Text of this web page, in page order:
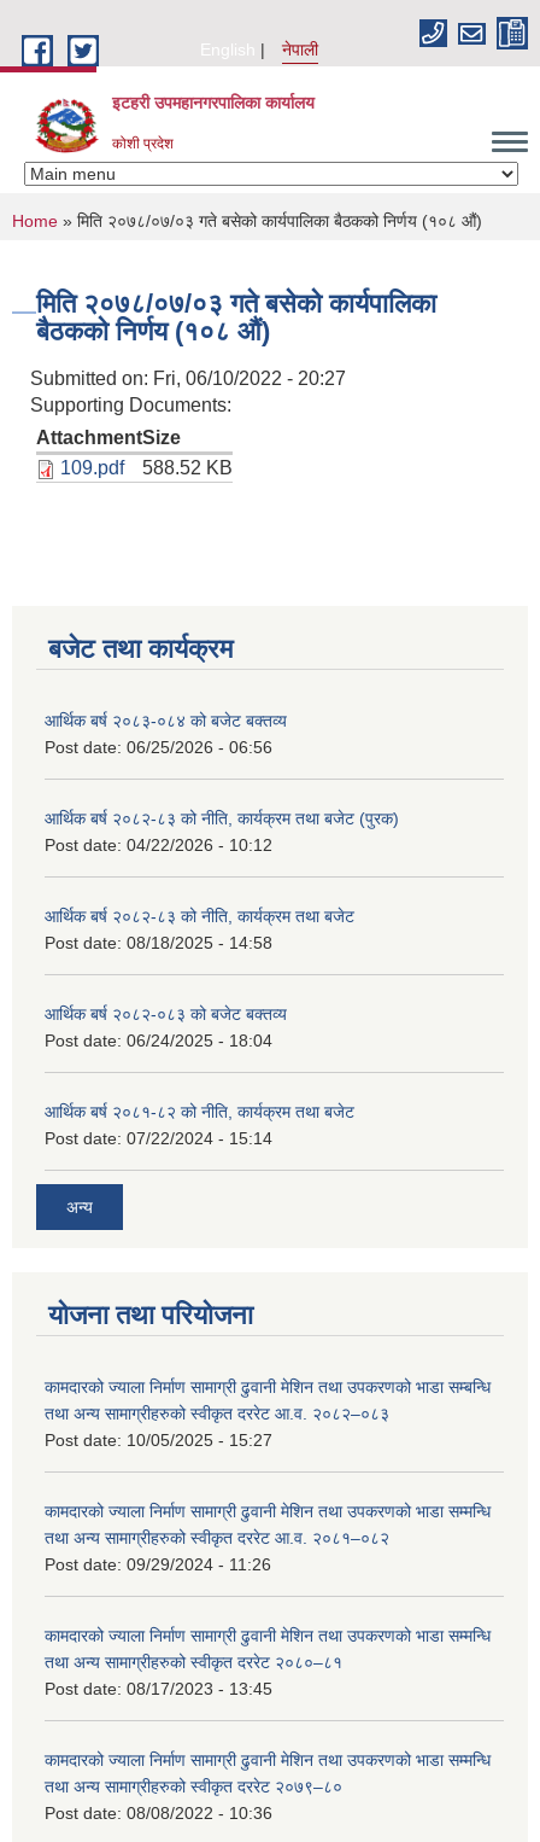
English
नेपाली
इटहरी उपमहानगरपालिका कार्यालय
कोशी प्रदेश
You are here
Home » मिति २०७८/०७/०३ गते बसेको कार्यपालिका बैठकको निर्णय (१०८ औं)
मिति २०७८/०७/०३ गते बसेको कार्यपालिका
बैठकको निर्णय (१०८ औं)
Submitted on: Fri, 06/10/2022 - 20:27
Supporting Documents:
AttachmentSize
109.pdf
588.52 KB
बजेट तथा कार्यक्रम
आर्थिक बर्ष २०८३-०८४ को बजेट बक्तव्य
Post date: 06/25/2026 - 06:56
आर्थिक बर्ष २०८२-८३ को नीति, कार्यक्रम तथा बजेट (पुरक)
Post date: 04/22/2026 - 10:12
आर्थिक बर्ष २०८२-८३ को नीति, कार्यक्रम तथा बजेट
Post date: 08/18/2025 - 14:58
आर्थिक बर्ष २०८२-०८३ को बजेट बक्तव्य
Post date: 06/24/2025 - 18:04
आर्थिक बर्ष २०८१-८२ को नीति, कार्यक्रम तथा बजेट
Post date: 07/22/2024 - 15:14
अन्य
योजना तथा परियोजना
कामदारको ज्याला निर्माण सामाग्री ढुवानी मेशिन तथा उपकरणको भाडा सम्बन्धि
तथा अन्य सामाग्रीहरुको स्वीकृत दररेट आ.व. २०८२–०८३
Post date: 10/05/2025 - 15:27
कामदारको ज्याला निर्माण सामाग्री ढुवानी मेशिन तथा उपकरणको भाडा सम्मन्धि
तथा अन्य सामाग्रीहरुको स्वीकृत दररेट आ.व. २०८१–०८२
Post date: 09/29/2024 - 11:26
कामदारको ज्याला निर्माण सामाग्री ढुवानी मेशिन तथा उपकरणको भाडा सम्मन्धि
तथा अन्य सामाग्रीहरुको स्वीकृत दररेट २०८०–८१
Post date: 08/17/2023 - 13:45
कामदारको ज्याला निर्माण सामाग्री ढुवानी मेशिन तथा उपकरणको भाडा सम्मन्धि
तथा अन्य सामाग्रीहरुको स्वीकृत दररेट २०७९–८०
Post date: 08/08/2022 - 10:36